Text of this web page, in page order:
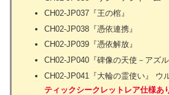
CH02-JP037『王の棺』
CH02-JP038『憑依連携』
CH02-JP039『憑依解放』
CH02-JP040『碑像の天使－アズル
CH02-JP041『大輪の霊使い』 ウ
ティックシークレットレア仕様あ